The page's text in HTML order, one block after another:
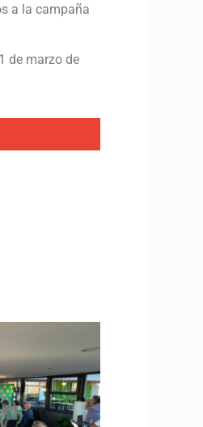
a la campaña
de marzo de